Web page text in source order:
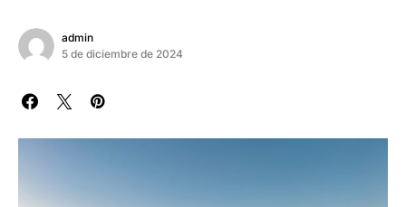
admin
5 de diciembre de 2024